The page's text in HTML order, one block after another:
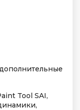
Tool SAI,